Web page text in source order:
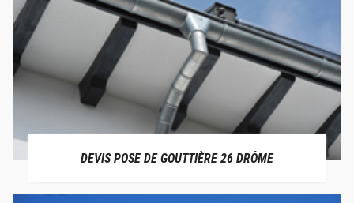
DEVIS POSE DE GOUTTIÈRE 26 DRÔME